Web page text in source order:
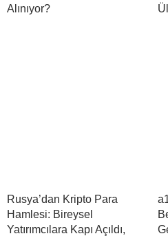
Alınıyor?
Rusya’dan Kripto Para
Hamlesi: Bireysel
Yatırımcılara Kapı Açıldı,